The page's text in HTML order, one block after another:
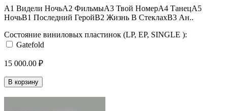
A1 Видели НочьA2 ФильмыA3 Твой НомерA4 ТанецA5
НочьB1 Последний ГеройB2 Жизнь В СтеклахB3 Ан..
Состояние виниловых пластинок (LP, EP, SINGLE ):
Gatefold
15 000.00 ₽
В корзину